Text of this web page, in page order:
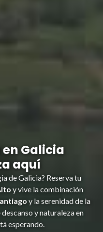
Galicia
aquí
de Galicia? Reserva tu
y vive la combinación
y la serenidad de la
y naturaleza en
esperando.